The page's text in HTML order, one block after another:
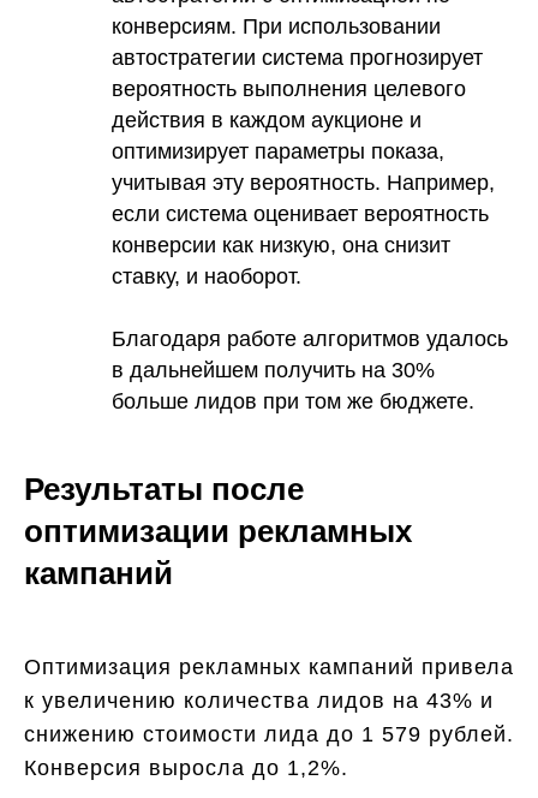
конверсиям. При использовании
автостратегии система прогнозирует
вероятность выполнения целевого
действия в каждом аукционе и
оптимизирует параметры показа,
учитывая эту вероятность. Например,
если система оценивает вероятность
конверсии как низкую, она снизит
ставку, и наоборот.
Благодаря работе алгоритмов удалось
в дальнейшем получить на 30%
больше лидов при том же бюджете.
Результаты после
оптимизации рекламных
кампаний
Оптимизация рекламных кампаний привела
к увеличению количества лидов на 43% и
снижению стоимости лида до 1 579 рублей.
Конверсия выросла до 1,2%.